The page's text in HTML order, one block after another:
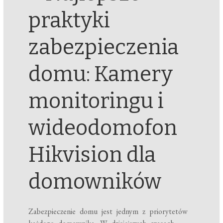
praktyki
zabezpieczenia
domu: Kamery
monitoringu i
wideodomofon
Hikvision dla
domowników
Zabezpieczenie domu jest jednym z priorytetów